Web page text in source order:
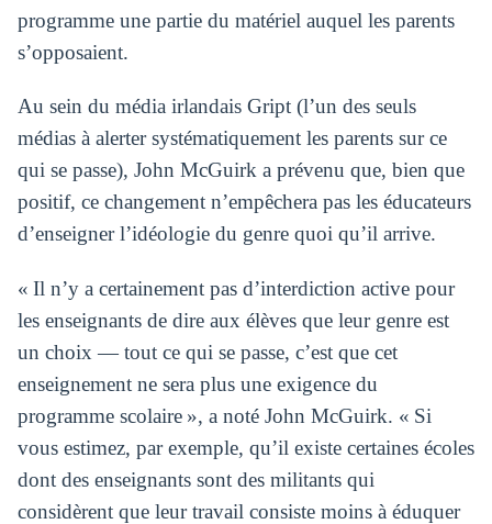
programme une partie du matériel auquel les parents
s’opposaient.
Au sein du média irlandais Gript (l’un des seuls
médias à alerter systématiquement les parents sur ce
qui se passe), John McGuirk a prévenu que, bien que
positif, ce changement n’empêchera pas les éducateurs
d’enseigner l’idéologie du genre quoi qu’il arrive.
« Il n’y a certainement pas d’interdiction active pour
les enseignants de dire aux élèves que leur genre est
un choix — tout ce qui se passe, c’est que cet
enseignement ne sera plus une exigence du
programme scolaire », a noté John McGuirk. « Si
vous estimez, par exemple, qu’il existe certaines écoles
dont des enseignants sont des militants qui
considèrent que leur travail consiste moins à éduquer